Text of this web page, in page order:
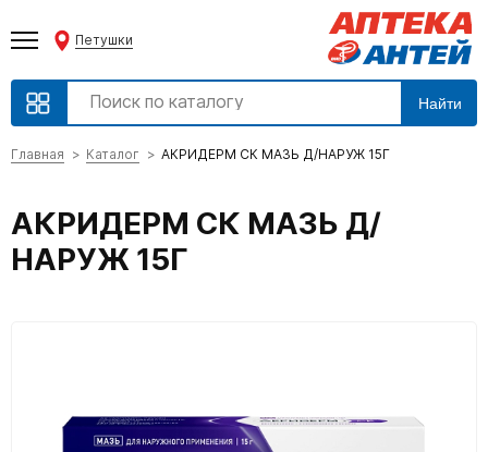
Петушки
Найти
Главная Каталог АКРИДЕРМ СК МАЗЬ Д/НАРУЖ 15Г
АКРИДЕРМ СК МАЗЬ Д/
НАРУЖ 15Г